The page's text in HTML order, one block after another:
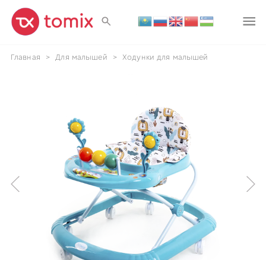
Главная > Для малышей > Ходунки для малышей